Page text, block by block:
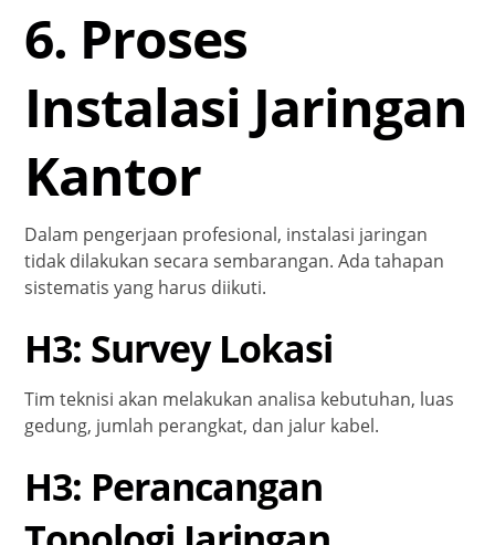
6. Proses
Instalasi Jaringan
Kantor
Dalam pengerjaan profesional, instalasi jaringan
tidak dilakukan secara sembarangan. Ada tahapan
sistematis yang harus diikuti.
H3: Survey Lokasi
Tim teknisi akan melakukan analisa kebutuhan, luas
gedung, jumlah perangkat, dan jalur kabel.
H3: Perancangan